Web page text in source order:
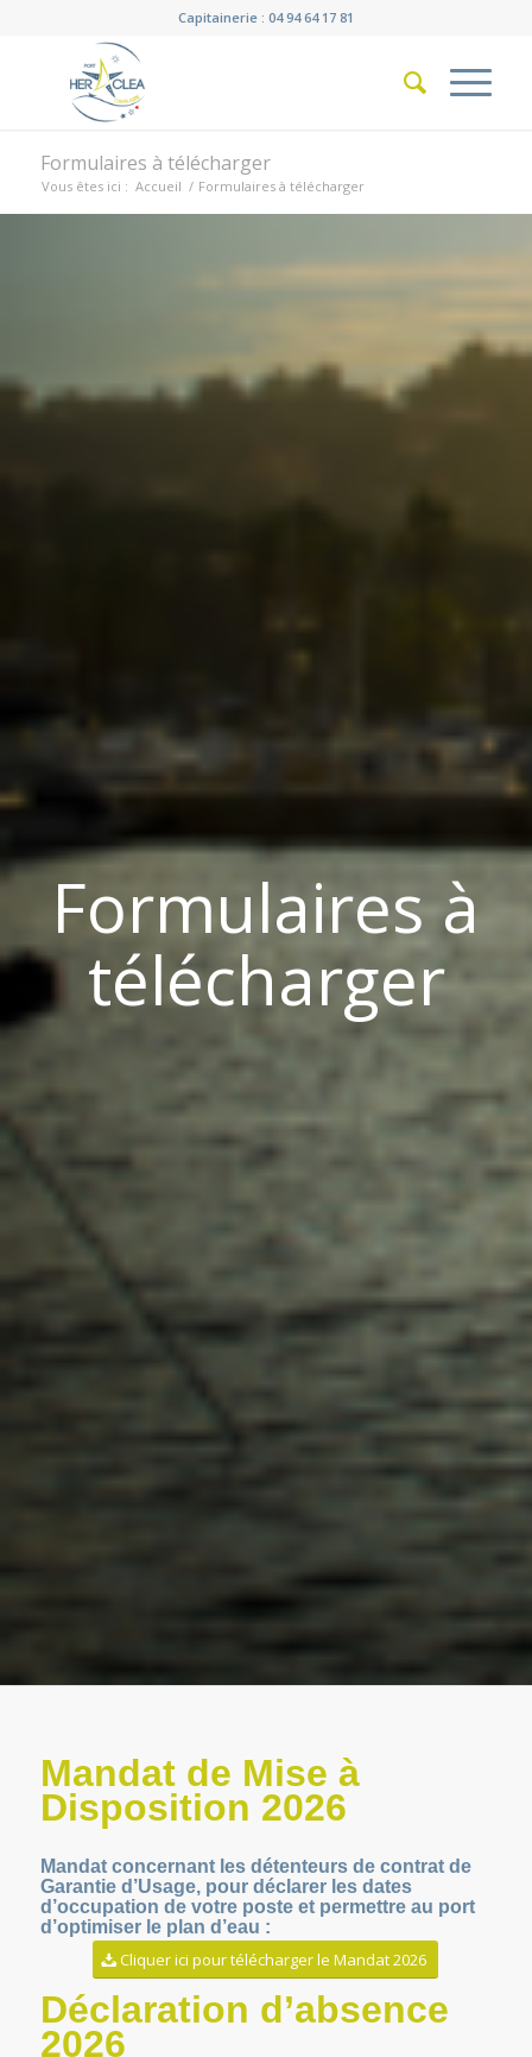
Capitainerie : 04 94 64 17 81
Formulaires à télécharger
Vous êtes ici : Accueil / Formulaires à télécharger
Formulaires à
télécharger
Mandat de Mise à
Disposition 2026
Mandat concernant les détenteurs de contrat de
Garantie d’Usage, pour déclarer les dates
d’occupation de votre poste et permettre au port
d’optimiser le plan d’eau :
Cliquer ici pour télécharger le Mandat 2026
Déclaration d’absence
2026